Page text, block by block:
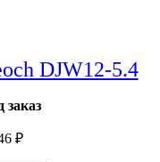
DJW12-5.4
заказ
₽